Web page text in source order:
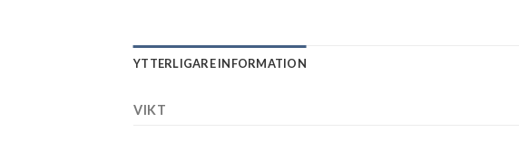
YTTERLIGARE INFORMATION
VIKT